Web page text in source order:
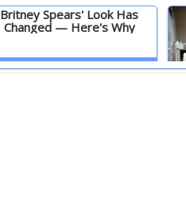
Britney Spears' Look Has
Changed — Here's Why
Детальніше